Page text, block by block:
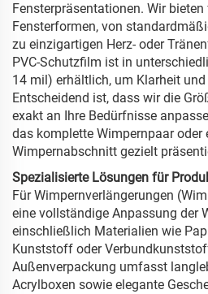
Fensterpräsentationen. Wir bieten
Fensterformen, von
zu einzigartigen Herz- oder
PVC-Schutzfilm ist in
14 mil) erhältlich, um Klarheit
Entscheidend ist, dass wir die
exakt an Ihre Bedürfnisse
das komplette Wimpernpaar oder
Wimpernabschnitt gezielt
Spezialisierte Lösungen für
Für Wimpernverlängerungen
eine vollständige Anpassung der
einschließlich Materialien wie
Kunststoff oder
Außenverpackung umfasst
Acrylboxen sowie elegante